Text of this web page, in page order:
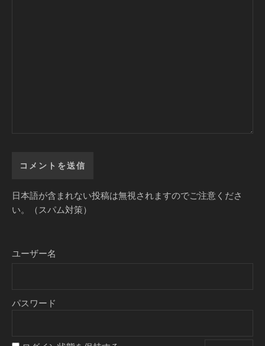
日本語が含まれない投稿は無視されますのでご注意くださ
い。（スパム対策）
ユーザー名
パスワード